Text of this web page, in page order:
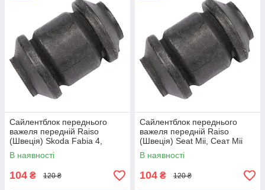
Сайлентблок переднього
важеля передній Raiso
(Швеція) Skoda Fabia 4,
Шкода Фабія 4 21- #RL-
1J0182V UAJJVOC4
В наявності
104 ₴ 120 ₴
Сайлентблок переднього
важеля передній Raiso
(Швеція) Seat Mii, Сеат Міі
11-19 #RL-1J0182V
UAAVQUI4
В наявності
104 ₴ 120 ₴